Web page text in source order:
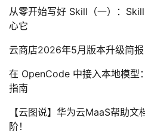
从零开始写好 Skill（一）：
心它
云商店2026年5月版本升级简报
在 OpenCode 中接入本地模型
指南
【云图说】华为云MaaS帮助
阶！